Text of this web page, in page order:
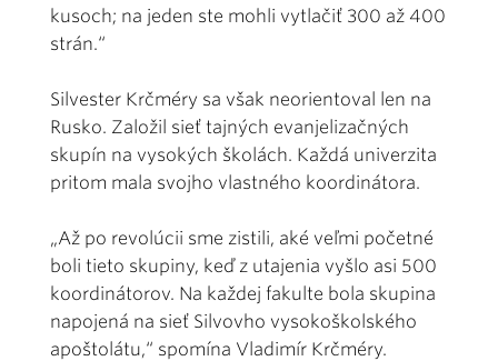
kusoch; na jeden ste mohli vytlačiť 300 až 400
strán.“
Silvester Krčméry sa však neorientoval len na
Rusko. Založil sieť tajných evanjelizačných
skupín na vysokých školách. Každá univerzita
pritom mala svojho vlastného koordinátora.
„Až po revolúcii sme zistili, aké veľmi početné
boli tieto skupiny, keď z utajenia vyšlo asi 500
koordinátorov. Na každej fakulte bola skupina
napojená na sieť Silvovho vysokoškolského
apoštolátu,“ spomína Vladimír Krčméry.